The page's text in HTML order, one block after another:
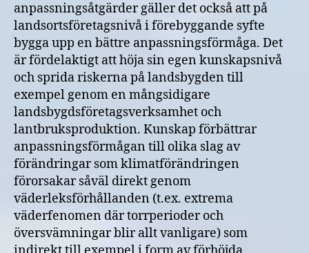
anpassningsåtgärder gäller det också att på
landsortsföretagsnivå i förebyggande syfte
bygga upp en bättre anpassningsförmåga. Det
är fördelaktigt att höja sin egen kunskapsnivå
och sprida riskerna på landsbygden till
exempel genom en mångsidigare
landsbygdsföretagsverksamhet och
lantbruksproduktion. Kunskap förbättrar
anpassningsförmågan till olika slag av
förändringar som klimatförändringen
förorsakar såväl direkt genom
väderleksförhållanden (t.ex. extrema
väderfenomen där torrperioder och
översvämningar blir allt vanligare) som